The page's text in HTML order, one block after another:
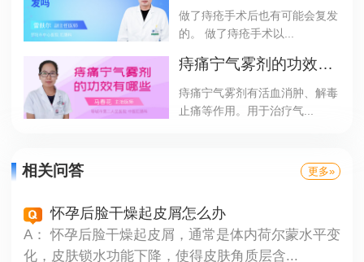
做了痔疮手术后也有可能会复发
的。 做了痔疮手术以...
痔痛宁气雾剂的功效有哪些
痔痛宁气雾剂有活血消肿、解毒
止痛等作用。用于治疗气...
相关问答 更多»
怀孕后脸干燥起皮屑怎么办
A： 怀孕后脸干燥起皮屑，通常是体内荷尔蒙水平变
化，皮肤锁水功能下降，使得皮肤角质层含...